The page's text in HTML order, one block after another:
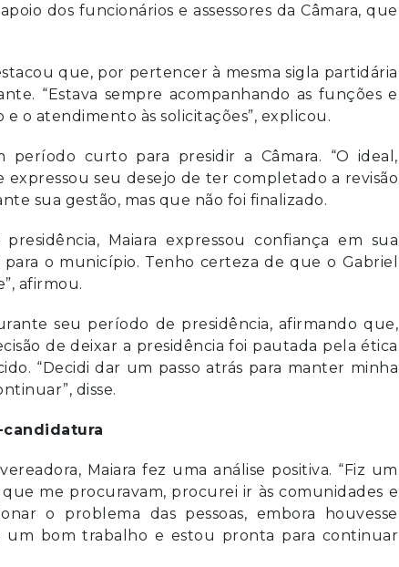
dos funcionários e assessores da Câmara, que
que, por pertencer à mesma sigla partidária
“Estava sempre acompanhando as funções e
o atendimento às solicitações”, explicou.
curto para presidir a Câmara. “O ideal,
expressou seu desejo de ter completado a revisão
sua gestão, mas que não foi finalizado.
Maiara expressou confiança em sua
o município. Tenho certeza de que o Gabriel
afirmou.
seu período de presidência, afirmando que,
de deixar a presidência foi pautada pela ética
“Decidi dar um passo atrás para manter minha
disse.
Maiara fez uma análise positiva. “Fiz um
me procuravam, procurei ir às comunidades e
o problema das pessoas, embora houvesse
bom trabalho e estou pronta para continuar